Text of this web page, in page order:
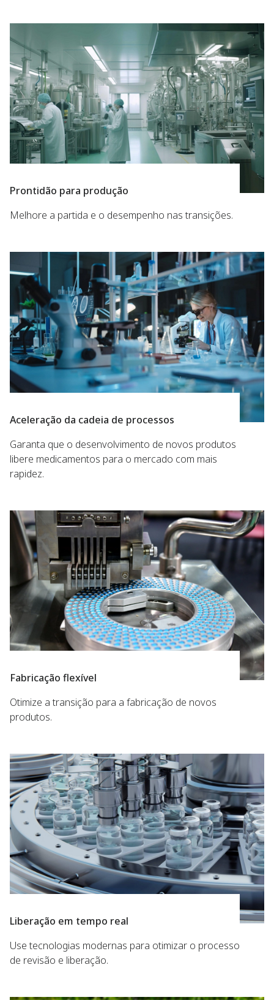
Prontidão para produção
Melhore a partida e o desempenho nas transições.
Aceleração da cadeia de processos
Garanta que o desenvolvimento de novos produtos
libere medicamentos para o mercado com mais
rapidez.
Fabricação flexível
Otimize a transição para a fabricação de novos
produtos.
Liberação em tempo real
Use tecnologias modernas para otimizar o processo
de revisão e liberação.